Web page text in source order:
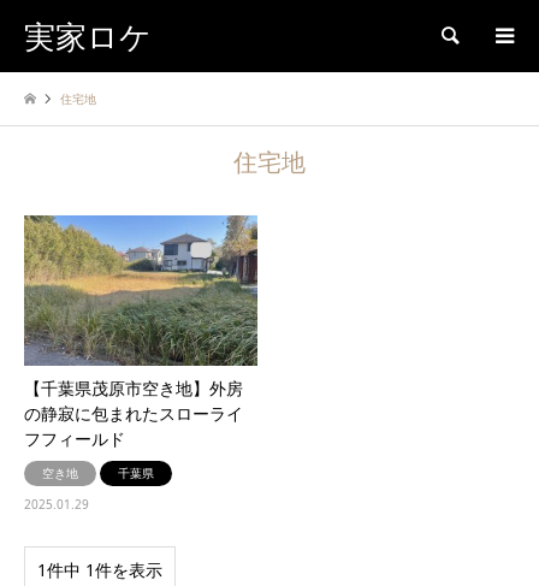
実家ロケ 検索
住宅地
住宅地
【千葉県茂原市空き地】外房
の静寂に包まれたスローライ
フフィールド
空き地
千葉県
2025.01.29
1件中 1件を表示